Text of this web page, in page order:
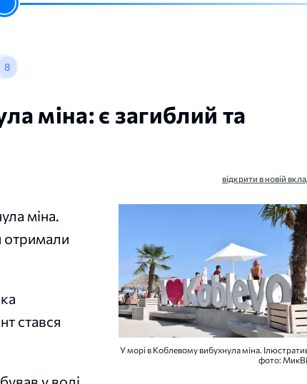
8
міна: є загиблий та
відкрити в новій
У морі в Коблевому вибухнула міна.
фото:
міна.
отримали
стався